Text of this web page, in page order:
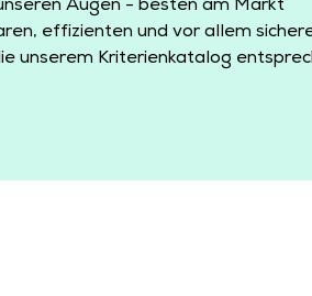
Augen - besten am Markt
effizienten und vor allem
unserem Kriterienkatalog